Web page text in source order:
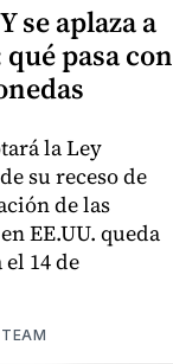
se aplaza a
pasa con
la Ley
su receso de
de las
EE.UU. queda
14 de